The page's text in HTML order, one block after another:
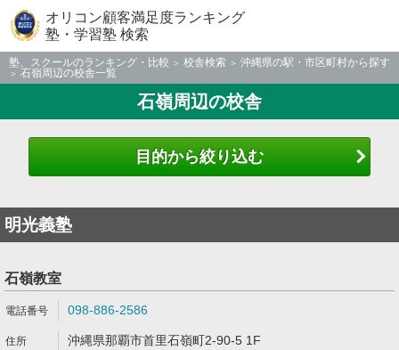
オリコン顧客満足度ランキング
塾・学習塾 検索
塾、スクールのランキング・比較 校舎検索
沖縄県の駅・市区町村から探す
石嶺周辺の校舎一覧
石嶺周辺の校舎
目的から絞り込む
明光義塾
石嶺教室
098-886-2586
沖縄県那覇市首里石嶺町2-90-5 1F